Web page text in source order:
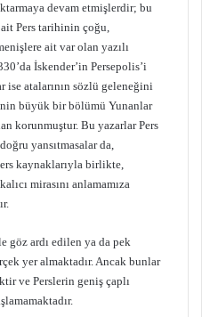
devam etmişlerdir; bu
Pers tarihinin çoğu,
ait var olan yazılı
İskender’in Persepolis’i
ise atalarının sözlü geleneğini
büyük bir bölümü Yunanlar
korunmuştur. Bu yazarlar Pers
yansıtmasalar da,
kaynaklarıyla birlikte,
mirasını anlamamıza
göz ardı edilen ya da pek
yer almaktadır. Ancak bunlar
ve Perslerin geniş çaplı